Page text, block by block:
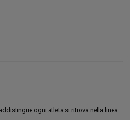
ogni atleta si ritrova nella linea